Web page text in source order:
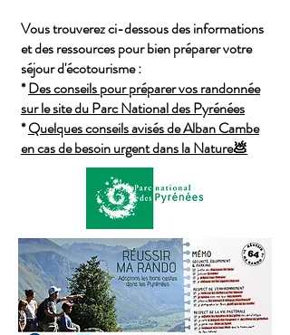
Vous trouverez ci-dessous des informations
et des ressources pour bien préparer votre
séjour d'écotourisme :
*Des conseils pour préparer vos randonnée
sur le site du Parc National des Pyrénées
*Quelques conseils avisés de Alban Cambe
en cas de besoin urgent dans la Nature💩